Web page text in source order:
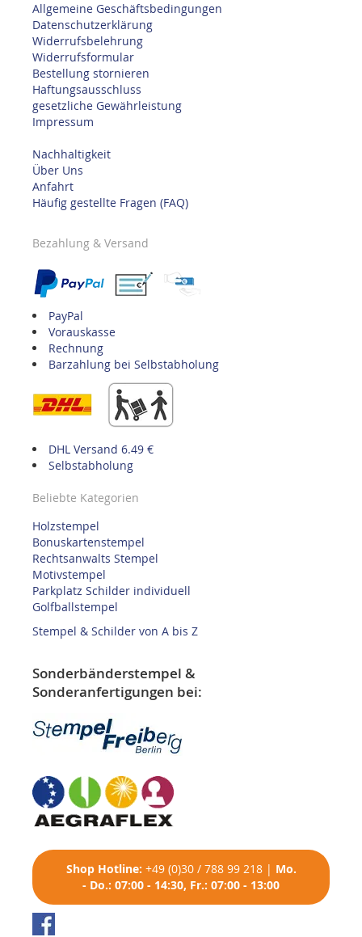
Allgemeine Geschäftsbedingungen
Datenschutzerklärung
Widerrufsbelehrung
Widerrufsformular
Bestellung stornieren
Haftungsausschluss
gesetzliche Gewährleistung
Impressum
Nachhaltigkeit
Über Uns
Anfahrt
Häufig gestellte Fragen (FAQ)
Bezahlung & Versand
PayPal
Vorauskasse
Rechnung
Barzahlung bei Selbstabholung
DHL Versand 6.49 €
Selbstabholung
Beliebte Kategorien
Holzstempel
Bonuskartenstempel
Rechtsanwalts Stempel
Motivstempel
Parkplatz Schilder individuell
Golfballstempel
Stempel & Schilder von A bis Z
Sonderbänderstempel &
Sonderanfertigungen bei:
Shop Hotline: +49 (0)30 / 788 99 218| Mo.
- Do.: 07:00 - 14:30, Fr.: 07:00 - 13:00